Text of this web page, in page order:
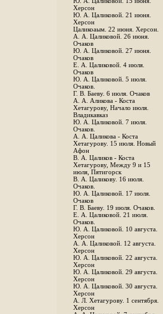
Херсон
Ю. А. Цаликовой. 21 июня.
Херсон
Цаликоаым. 22 июня. Херсон.
А. А. Цаликовой. 26 июня.
Очаков
Ю. А. Цаликовой. 27 июня.
Очаков
Е. А. Цаликовой. 4 июля.
Очаков
Ю. А. Цаликовой. 5 июля.
Очаков.
Г. В. Баеву. 6 июля. Очаков
А. А. Аликова - Коста
Хетагурову, Начало июля.
Владикавказ
Ю. А. Цаликовой. 7 июля.
Очаков.
А. А. Цаликова - Коста
Хетагурову. 15 июля. Новый
Афон
В. А. Цаликов - Коста
Хетагурову, Между 9 и 15
июля, Пятигорск
В. А. Цаликову. 16 июля.
Очаков.
Ю. А. Цаликовой. 17 июля.
Очаков
Г. В. Баеву. 19 июля. Очаков.
Е. А. Цаликовой. 21 июля.
Очаков.
Ю. А. Цаликовой. 10 августа.
Херсон
А. А. Цаликовой. 12 августа.
Херсон
Ю. А. Цаликовой. 22 августа.
Херсон
Ю. А. Цаликовой. 29 августа.
Херсон
Ю. А. Цаликовой. 30 августа.
Херсон
А. Л. Хетагурову. 1 сентября.
Херсон